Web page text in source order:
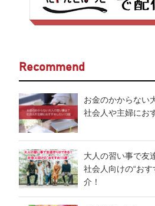
Recommend
お金のかからない
社会人や主婦にお
大人の習い事で友
社会人向けの“お
介！